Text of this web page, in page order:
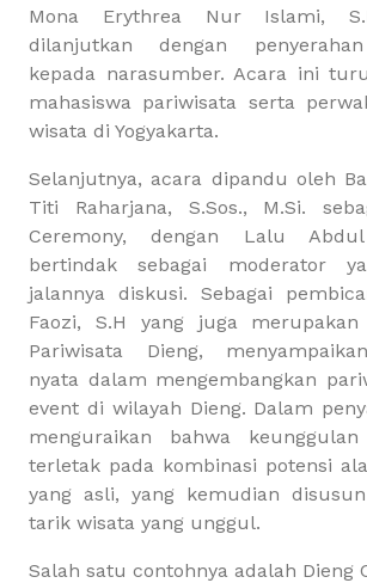
Mona Erythrea Nur Islami,
dilanjutkan dengan
kepada narasumber. Acara ini
mahasiswa pariwisata serta
wisata di Yogyakarta.
Selanjutnya, acara dipandu oleh
Titi Raharjana, S.Sos., M.Si.
Ceremony, dengan Lalu
bertindak sebagai moderator
jalannya diskusi. Sebagai
Faozi, S.H yang juga
Pariwisata Dieng,
nyata dalam mengembangkan
event di wilayah Dieng. Dalam
menguraikan bahwa
terletak pada kombinasi potensi
yang asli, yang kemudian
tarik wisata yang unggul.
Salah satu contohnya adalah Dieng